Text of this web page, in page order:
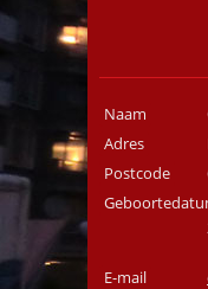
Naam
Adres
Postcode
E-mail